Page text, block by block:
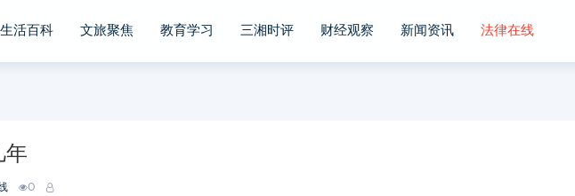
生活百科 文旅聚焦 教育学习 三湘时评 财经观察 新闻资讯 法律在线
年
0